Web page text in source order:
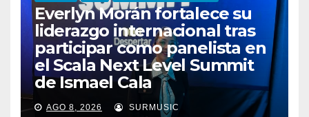
Everlyn Morán fortalece su
liderazgo internacional tras
participar como panelista en
el Scala Next Level Summit
de Ismael Cala
AGO 8, 2026 SURMUSIC